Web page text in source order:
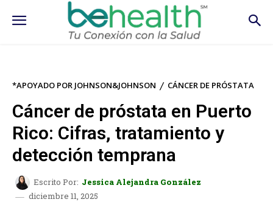
*APOYADO POR JOHNSON&JOHNSON CÁNCER DE PRÓSTATA
Cáncer de próstata en Puerto
Rico: Cifras, tratamiento y
detección temprana
Escrito Por: Jessica Alejandra González
diciembre 11, 2025